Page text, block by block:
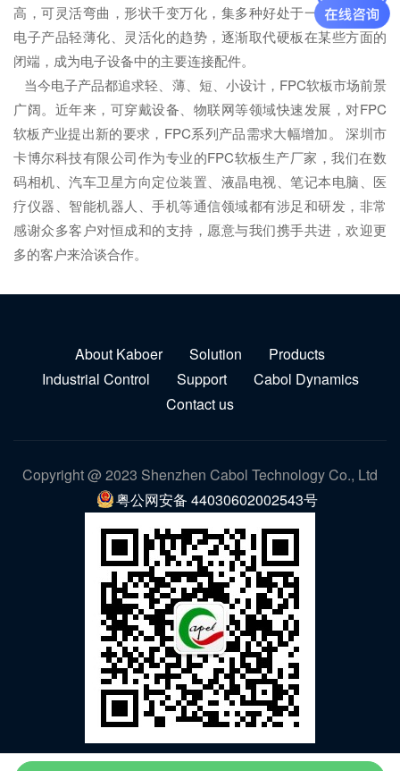
高，可灵活弯曲，形状千变万化，集多种好处于一身，迎合了
电子产品轻薄化、灵活化的趋势，逐渐取代硬板在某些方面的
闭端，成为电子设备中的主要连接配件。
当今电子产品都追求轻、薄、短、小设计，FPC软板市场前景
广阔。近年来，可穿戴设备、物联网等领域快速发展，对FPC
软板产业提出新的要求，FPC系列产品需求大幅增加。 深圳市
卡博尔科技有限公司作为专业的FPC软板生产厂家，我们在数
码相机、汽车卫星方向定位装置、液晶电视、笔记本电脑、医
疗仪器、智能机器人、手机等通信领域都有涉足和研发，非常
感谢众多客户对恒成和的支持，愿意与我们携手共进，欢迎更
多的客户来洽谈合作。
About Kaboer Solution
Products
Industrial Control
Support
Cabol Dynamics
Contact us
Copyright @ 2023 Shenzhen Cabol Technology Co., Ltd
粤公网安备 44030602002543号
WeChat